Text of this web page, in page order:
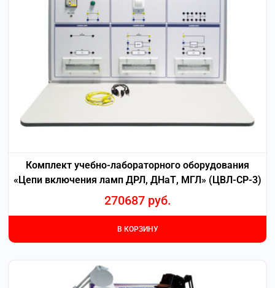
Комплект учебно-лабораторного оборудования
«Цепи включения ламп ДРЛ, ДНаТ, МГЛ» (ЦВЛ-СР-3)
270687 руб.
В КОРЗИНУ